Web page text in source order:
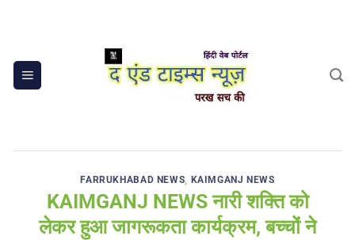
FARRUKHABAD NEWS, KAIMGANJ NEWS
KAIMGANJ NEWS नारी शक्ति को
लेकर हुआ जागरूकता कार्यक्रम, बच्चों ने